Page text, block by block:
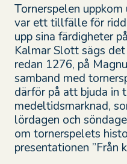
Tornerspelen
var ett tillfälle för
upp sina färdigheter
Kalmar Slott sägs
redan 1276, på
samband med
därför på att bjuda in
medeltidsmarknad,
lördagen och
om tornerspelets
presentationen ”Från